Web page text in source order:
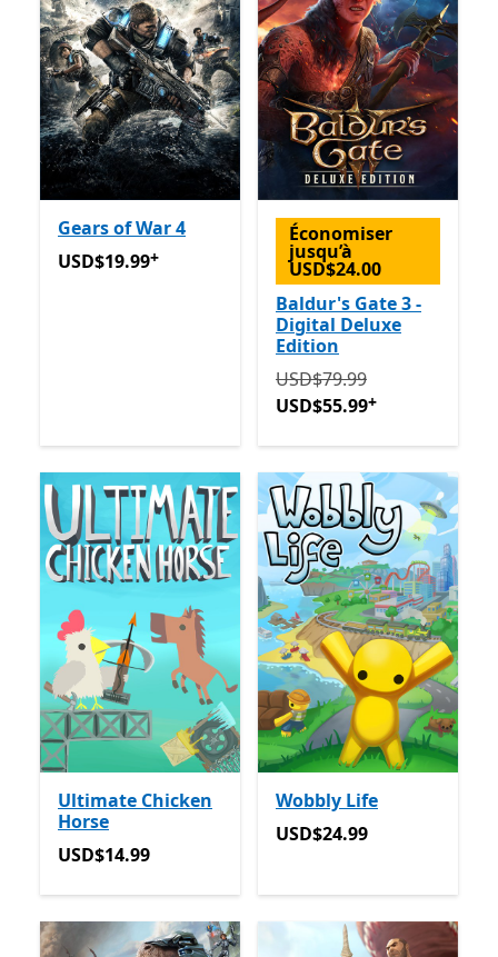
Gears of War 4
USD$19.99Avec des achats dans l’application
USD$19.99+
Économiser
jusqu’à
USD$24.00
Baldur's Gate 3 -
Digital Deluxe
Edition
Initialement USD$79.99
USD$79.99
USD$55.99+
Ultimate Chicken
Horse
USD$14.99
USD$14.99
Wobbly Life
USD$24.99
USD$24.99